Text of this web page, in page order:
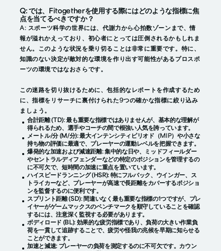
Q: では、Fitogetherを使用する際にはどのような指標に焦
点を当てるべきですか？
A: スポーツ科学の世界には、代謝力から心拍数ゾーンまで、情
報が溢れかえっており、初心者にとっては圧倒されるかもしれま
せん。このような状況を乗り切ることは非常に重要です。特に、
知識のない決定が敵対的な環境を作り出す可能性があるプロスポ
ーツの環境ではなおさらです。
この迷路を切り抜けるために、包括的なレポートを作成するため
に、指標をリサーチに裏付けられた9つの確かな指標に絞り込み
ましょう。
合計距離 (TD): 最も重要な指標ではありませんが、基本的な理解が
得られるため、選手やコーチの間で根強い人気を誇っています。
メートル/分 (M/分):最大インテンシティピリオド（MIP）や小さな
持ち物の評価に最適で、プレーヤーの運動レベルを把握できます。
爆発的な加速および減速距離: 集中的な日や、ミッドフィールダー
やセントラルディフェンダーなどの特定のポジションを管理するの
に不可欠で、短時間の加速に重点を置いています。
ハイスピードランニング (HSR):特にフルバック、ウインガー、ス
トライカーなど、プレーヤーが高速で長距離をカバーするポジショ
ンを監督するのに便利です。
スプリント距離 (SD): 間違いなく最も重要な指標の1つですが、プレ
イヤーがゲームマックスのベンチマークを順守していることを確認
するには、注意深く監視する必要があります。
ボディロード (BL): 効果的な疲労指標であり、負荷の大きい作業負
荷を一貫して追跡することで、疲労や怪我の兆候を早期に知らせる
ことができます。
加速と減速:プレーヤーの負荷を測定するのに不可欠です。カウン